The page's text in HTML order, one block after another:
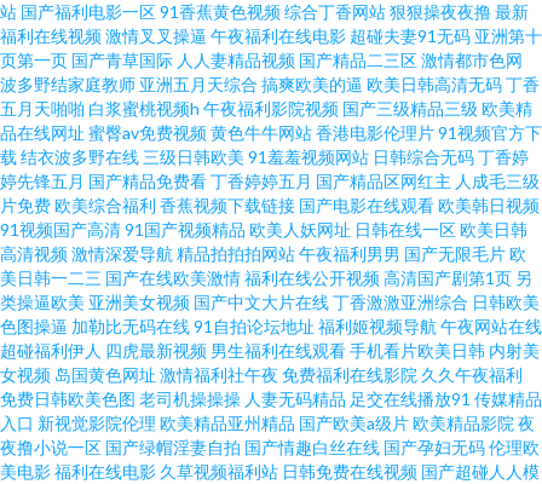
产第一页啪 爱爱综合 91看片网站下载 欧美黄色电影一级片a片 中文字幕第一
页欧美 少妇三级 男人午夜天堂影院 黄色录像一区二区三区 成人视频免费网
WwW 91刺激链接 黑久久成人av 天堂在线中文 欧美伊人在线精品 久久精品
草草草 国产人妻heyzo 黄色仓库成人 亚洲偷牌自拍 国产极品91av wwwAV黄
色 色色野狼综合国产色播 在线日韩专区三级 伊人久久色 欧美在线专区 激情
深爱 99九九99九九 日韩草b在线观看 91九色视频pron 日韩精品在线观看 久
久停停 成人在线天堂在线观看 成人日比影视 91豆花在线观看 九九精品国产
无码精品A片一区二区 青岛少妇扣逼 精品视频 国产欧美综合在线 91探花黑丝
站 国产福利电影一区91香蕉黄色视频综合丁香网站狠狠操夜夜撸最新
福利在线视频激情叉叉操逼 午夜福利在线电影 超碰夫妻91无码 亚洲第十
页第一页 国产青草国际 人人妻精品视频 国产精品二三区激情都市色网
波多野结家庭教师 亚洲五月天综合 搞爽欧美的逼 欧美日韩高清无码丁香
五月天啪啪 白浆蜜桃视频h 午夜福利影院视频 国产三级精品三级 欧美精
品在线网址 蜜臀av免费视频黄色牛牛网站香港电影伦理片91视频官方下
载 结衣波多野在线 三级日韩欧美 91羞羞视频网站 日韩综合无码丁香婷
婷先锋五月 国产精品免费看丁香婷婷五月 国产精品区网红主 人成毛三级
片免费欧美综合福利 香蕉视频下载链接 国产电影在线观看欧美韩日视频
91视频国产高清91国产视频精品 欧美人妖网址 日韩在线一区欧美日韩
高清视频激情深爱导航 精品拍拍拍网站午夜福利男男 国产无限毛片欧
美日韩一二三 国产在线欧美激情福利在线公开视频高清国产剧第1页 另
类操逼欧美 亚洲美女视频 国产中文大片在线丁香激激亚洲综合 日韩欧美
色图操逼 加勒比无码在线91自拍论坛地址 福利姬视频导航 午夜网站在线
超碰福利伊人 四虎最新视频 男生福利在线观看手机看片欧美日韩 内射美
女视频 岛国黄色网址 激情福利社午夜 免费福利在线影院 久久午夜福利
免费日韩欧美色图 老司机操操操 人妻无码精品 足交在线播放91 传媒精品
入口 新视觉影院伦理 欧美精品亚州精品 国产欧美a级片欧美精品影院 夜
夜撸小说一区 国产绿帽淫妻自拍 国产情趣白丝在线 国产孕妇无码伦理欧
美电影福利在线电影 久草视频福利站 日韩免费在线视频 国产超碰人人模